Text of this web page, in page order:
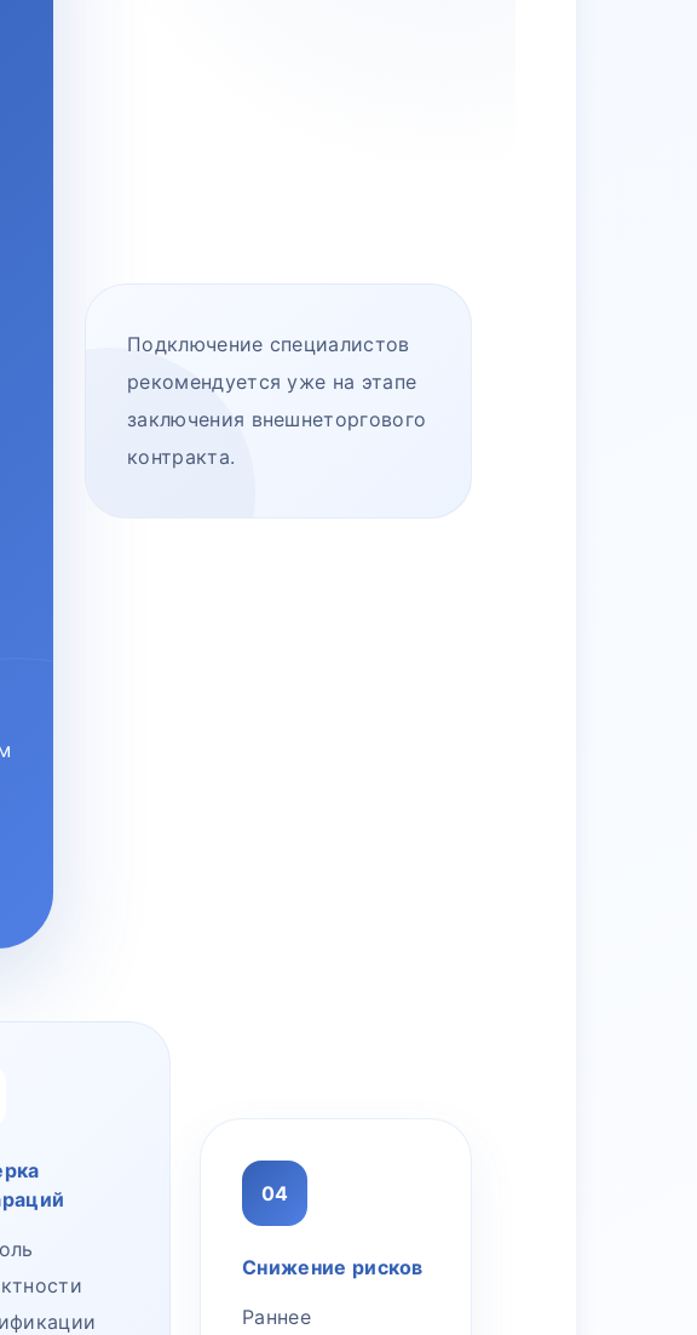
Подключение специалистов
рекомендуется уже на этапе
заключения внешнеторгового
контракта.
04
Снижение рисков
Раннее